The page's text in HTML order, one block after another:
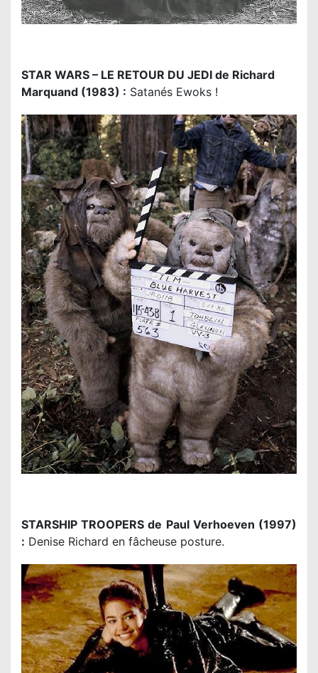
STAR WARS – LE RETOUR DU JEDI de Richard
Marquand (1983) : Satanés Ewoks !
STARSHIP TROOPERS de Paul Verhoeven (1997)
: Denise Richard en fâcheuse posture.